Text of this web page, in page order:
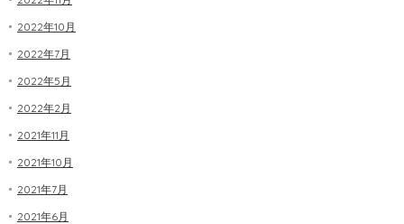
2022年10月
2022年7月
2022年5月
2022年2月
2021年11月
2021年10月
2021年7月
2021年6月